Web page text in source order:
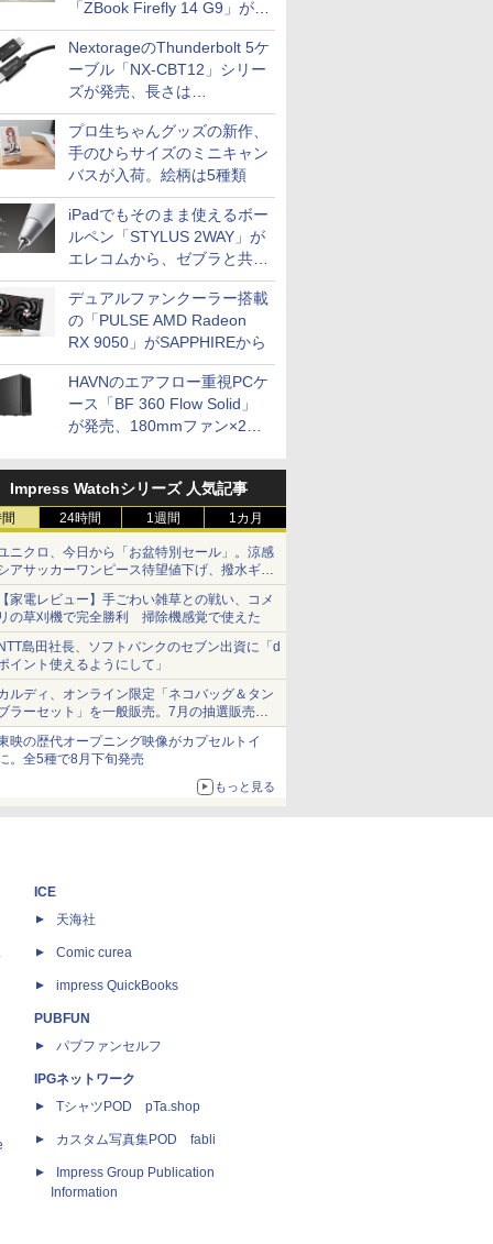
「ZBook Firefly 14 G9」が
79,800円！秋葉原で中古PC
セール
NextorageのThunderbolt 5ケ
ーブル「NX-CBT12」シリー
ズが発売、長さは
30cm/50cm/1mの3種類
プロ生ちゃんグッズの新作、
手のひらサイズのミニキャン
バスが入荷。絵柄は5種類
iPadでもそのまま使えるボー
ルペン「STYLUS 2WAY」が
エレコムから、ゼブラと共同
開発
デュアルファンクーラー搭載
の「PULSE AMD Radeon
RX 9050」がSAPPHIREから
HAVNのエアフロー重視PCケ
ース「BF 360 Flow Solid」
が発売、180mmファン×2搭
Impress Watchシリーズ 人気記事
24時間 1週間 1カ月
ニクロ、今日から「お盆特別セール」。涼感
アサッカーワンピース待望値下げ、撥水ギア
ョーツは1990円に
家電レビュー】手ごわい雑草との戦い、コメ
の草刈機で完全勝利 掃除機感覚で使えた
島田社長、ソフトバンクのセブン出資に「d
イント使えるようにして」
ルディ、オンライン限定「ネコバッグ＆タン
ラーセット」を一般販売。7月の抽選販売の
選無効分
映の歴代オープニング映像がカプセルトイ
。全5種で8月下旬発売
もっと見る
ICE
天海社
Comic curea
impress QuickBooks
PUBFUN
パブファンセルフ
IPGネットワーク
TシャツPOD pTa.shop
カスタム写真集POD fabli
Impress Group Publication
Information